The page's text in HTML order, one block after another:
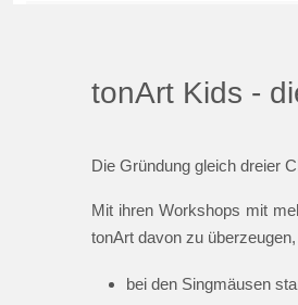
tonArt Kids -
Die Gründung gleich dreier
Mit ihren Workshops mit
tonArt davon zu
bei den Singmäusen